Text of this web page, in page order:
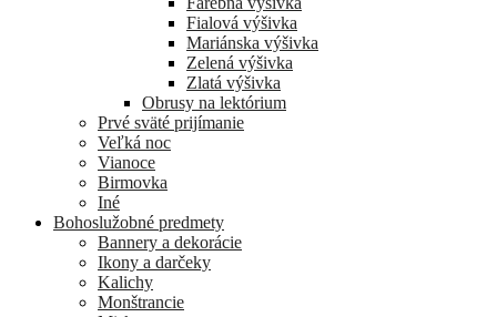
Fialová výšivka
Mariánska výšivka
Zelená výšivka
Zlatá výšivka
Obrusy na lektórium
Prvé sväté prijímanie
Veľká noc
Vianoce
Birmovka
Iné
Bohoslužobné predmety
Bannery a dekorácie
Ikony a darčeky
Kalichy
Monštrancie